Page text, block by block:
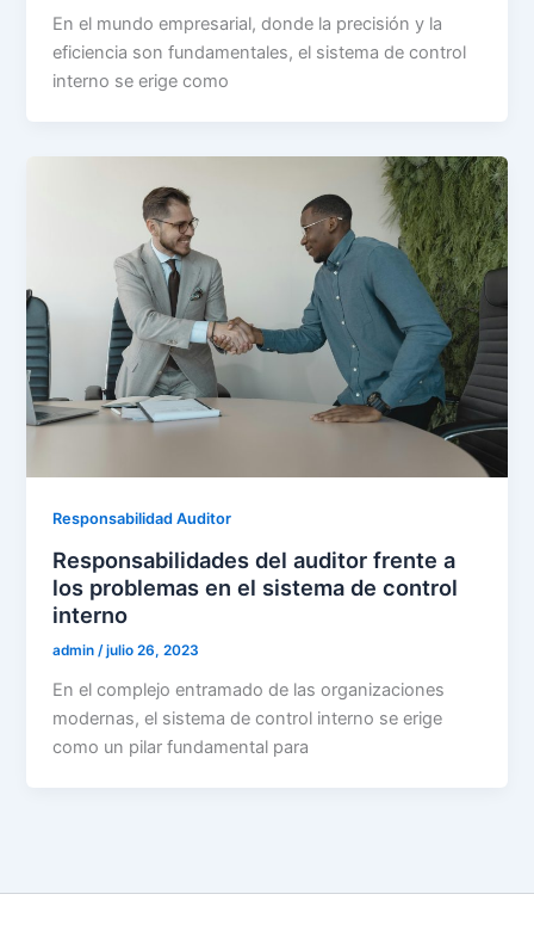
En el mundo empresarial, donde la precisión y la
eficiencia son fundamentales, el sistema de control
interno se erige como
Responsabilidad Auditor
Responsabilidades del auditor frente a
los problemas en el sistema de control
interno
admin/julio 26, 2023
En el complejo entramado de las organizaciones
modernas, el sistema de control interno se erige
como un pilar fundamental para